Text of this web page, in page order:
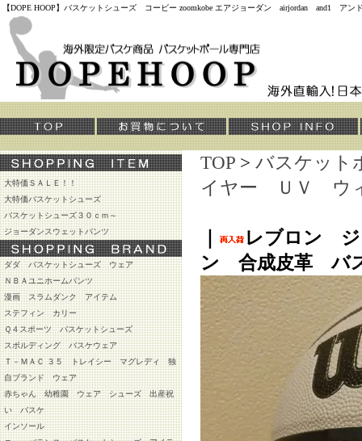
【DOPE HOOP】バスケットシューズ コービー zoomkobe エアジョーダン airjordan and1
大特価ＳＡＬＥ！！
大特価バスケットシューズ
バスケットシューズ３０ｃｍ～
ジョーダンスウェットパンツ
ダダ バスケットシューズ ウェア
ＮＢＡユニホームパンツ
漫画 スラムダンク アイテム
ステフィン カリー
Ｑ４スポーツ バスケットシューズ
スポルディング バスケウェア
Ｔ－ＭＡＣ ３５ トレイシー マグレディ 独
自ブランド ウェア
赤ちゃん 幼稚園 ウェア シューズ 出産祝
い バスケ
インソール
TOP > バスケット
イヤー ＵＶ ウ
レブロン
ン 合成皮革 バ